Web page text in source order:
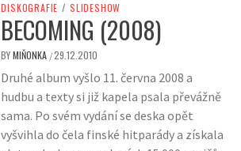
DISKOGRAFIE / SLIDESHOW
BECOMING (2008)
BYMIŇONKA /29.12.2010
Druhé album vyšlo 11. června 2008 a
hudbu a texty si již kapela psala převážně
sama. Po svém vydání se deska opět
vyšvihla do čela finské hitparády a získala